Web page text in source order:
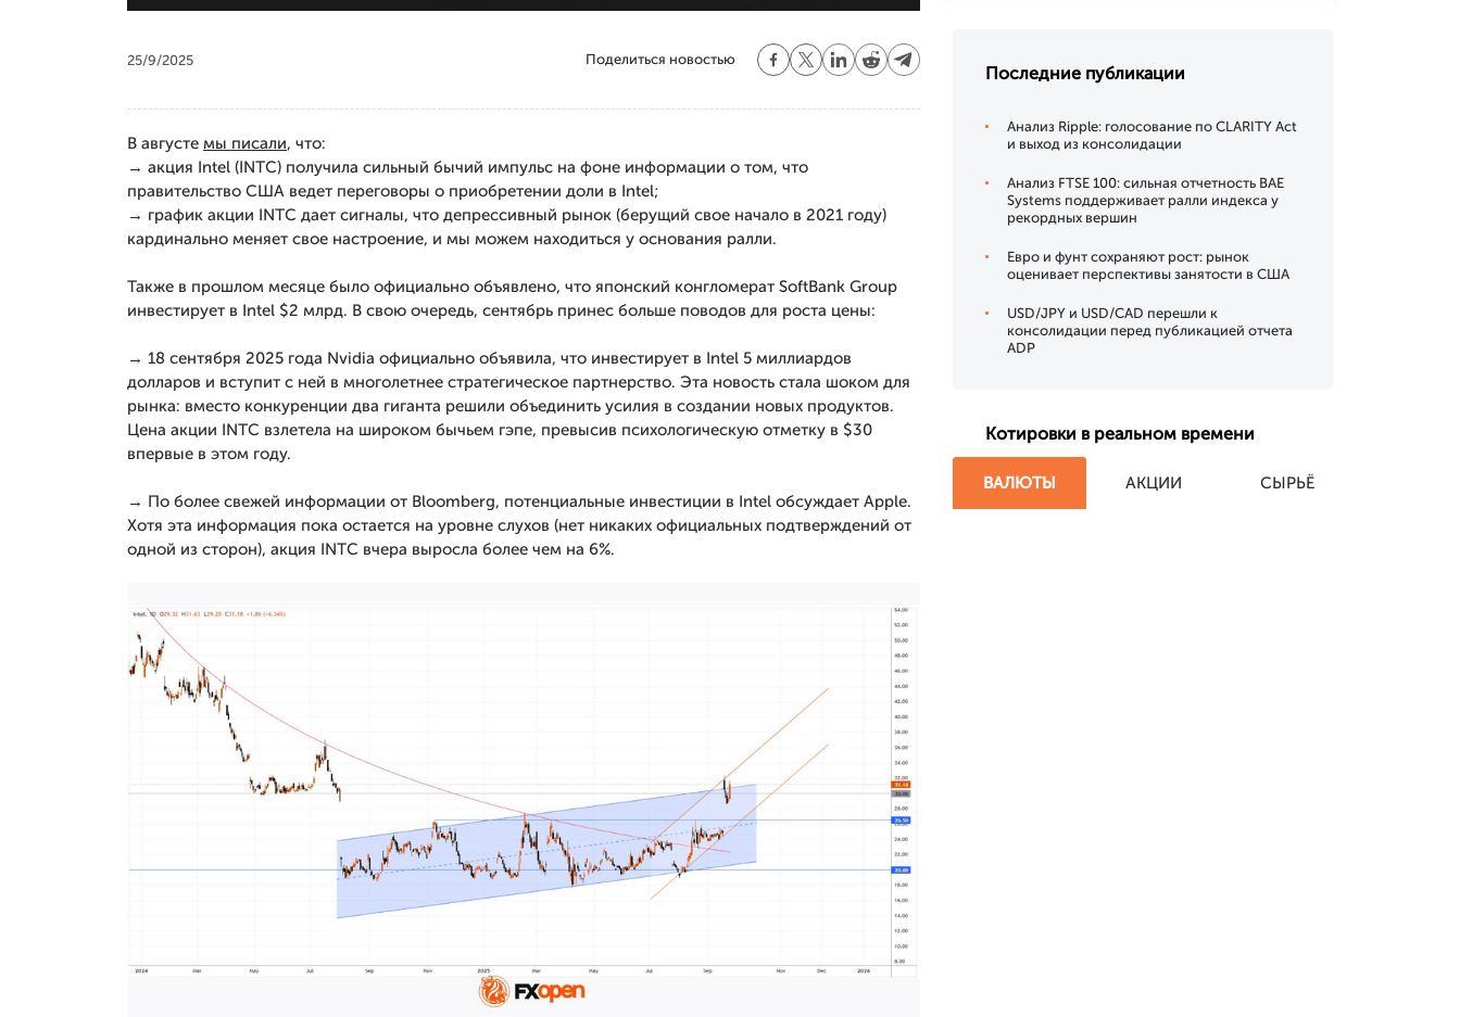
25/9/2025 Поделиться новостью
В августе мы писали, что:
→ акция Intel (INTC) получила сильный бычий импульс на фоне информации о том, что
правительство США ведет переговоры о приобретении доли в Intel;
→ график акции INTC дает сигналы, что депрессивный рынок (берущий свое начало в 2021 году)
кардинально меняет свое настроение, и мы можем находиться у основания ралли.
Также в прошлом месяце было официально объявлено, что японский конгломерат SoftBank Group
инвестирует в Intel $2 млрд. В свою очередь, сентябрь принес больше поводов для роста цены:
→ 18 сентября 2025 года Nvidia официально объявила, что инвестирует в Intel 5 миллиардов
долларов и вступит с ней в многолетнее стратегическое партнерство. Эта новость стала шоком для
рынка: вместо конкуренции два гиганта решили объединить усилия в создании новых продуктов.
Цена акции INTC взлетела на широком бычьем гэпе, превысив психологическую отметку в $30
впервые в этом году.
→ По более свежей информации от Bloomberg, потенциальные инвестиции в Intel обсуждает Apple.
Хотя эта информация пока остается на уровне слухов (нет никаких официальных подтверждений от
одной из сторон), акция INTC вчера выросла более чем на 6%.
Последние публикации
Анализ Ripple: голосование по CLARITY Act
и выход из консолидации
Анализ FTSE 100: сильная отчетность BAE
Systems поддерживает ралли индекса у
рекордных вершин
Евро и фунт сохраняют рост: рынок
оценивает перспективы занятости в США
USD/JPY и USD/CAD перешли к
консолидации перед публикацией отчета
ADP
Котировки в реальном времени
ВАЛЮТЫ АКЦИИ СЫРЬЁ